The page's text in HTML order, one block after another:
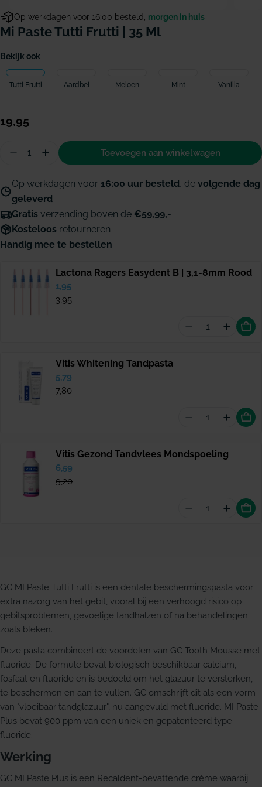
Op werkdagen voor 16:00 besteld, morgen in huis
Mi Paste Tutti Frutti | 35 Ml
Bekijk ook
Tutti Frutti Aardbei Meloen Mint Vanilla
Normale
19,95
Hoeveelheid
Aantal verminderen voor MI Paste Tutti Frutti
Hoeveelheid verhogen voor MI Paste Tutti
Toevoegen aan winkelwagen
Op werkdagen voor 16:00 uur besteld, de volgende dag
geleverd
Gratis verzending boven de €59,99,-
Kosteloos retourneren
Handig mee te bestellen
Lactona Ragers Easydent B | 3,1-8mm Rood
Verkoopprijs
1,95
Normale
prijs
3,95
Aantal
Vitis Whitening Tandpasta
Verkoopprijs
5,79
Normale
prijs
7,80
Aantal
Vitis Gezond Tandvlees Mondspoeling
Verkoopprijs
6,59
Normale
prijs
9,20
Aantal
GC MI Paste Tutti Frutti is een dentale beschermingspasta voor
extra nazorg van het gebit, vooral bij een verhoogd risico op
gebitsproblemen, gevoelige tandhalzen of na behandelingen
zoals bleken.
Deze pasta combineert de voordelen van GC Tooth Mousse met
fluoride. De formule bevat biologisch beschikbaar calcium,
fosfaat en fluoride en is bedoeld om het glazuur te versterken,
te beschermen en aan te vullen. GC omschrijft dit als een vorm
van "vloeibaar tandglazuur", nu aangevuld met fluoride. MI Paste
Plus bevat 900 ppm van een uniek en gepatenteerd type
fluoride.
Werking
GC MI Paste Plus is een Recaldent-bevattende crème waarbij